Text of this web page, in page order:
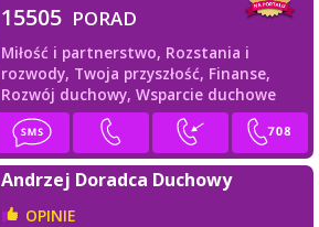
15505 PORAD
Miłość i partnerstwo, Rozstania i
rozwody, Twoja przyszłość, Finanse,
Rozwój duchowy, Wsparcie duchowe
Andrzej Doradca Duchowy
OPINIE